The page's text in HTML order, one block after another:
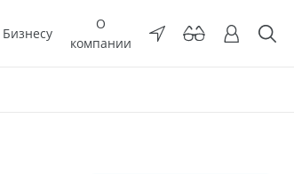
Бизнесу
О
компании